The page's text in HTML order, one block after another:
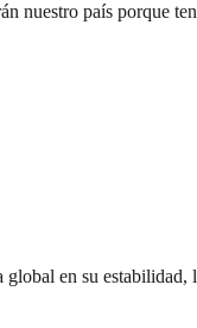
país porque
en su